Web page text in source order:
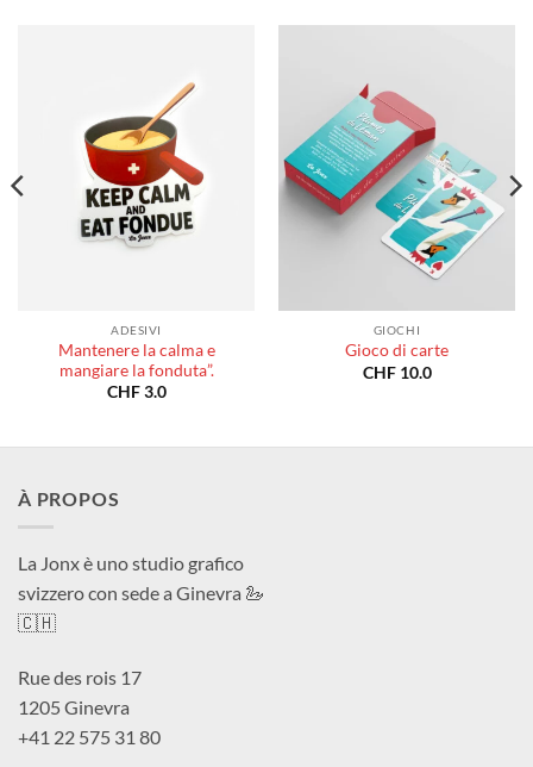
ADESIVI
Mantenere la calma e
mangiare la fonduta”.
CHF3.0
GIOCHI
Gioco di carte
CHF10.0
À PROPOS
La Jonx è uno studio grafico
svizzero con sede a Ginevra 🦢
🇨🇭
Rue des rois 17
1205 Ginevra
+41 22 575 31 80